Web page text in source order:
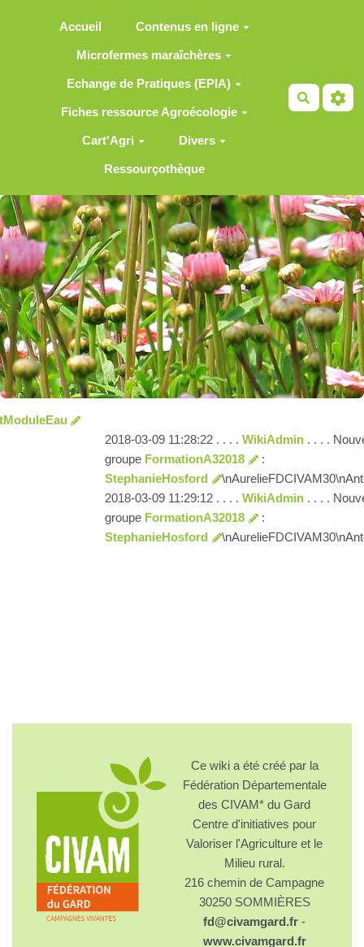
Accueil Contenus en ligne
Microfermes maraîchères
Echange de Pratiques (EPIA)
Fiches ressource Agroécologie
Cart'Agri Divers
Ressourçothèque
2018-03-09 11:28:22 . . . .WikiAdmin . . . .
groupe FormationA32018
:
StephanieHosford
2018-03-09 11:29:12 . . . .WikiAdmin . . . .
groupe FormationA32018
:
StephanieHosford
Ce wiki a été créé par la
Fédération Départementale
des CIVAM* du Gard
Centre d'initiatives pour
Valoriser l'Agriculture et le
Milieu rural.
216 chemin de Campagne
30250 SOMMIÈRES
fd@civamgard.fr -
www.civamgard.fr